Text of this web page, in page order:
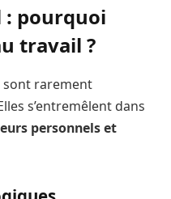
: pourquoi
travail ?
sont rarement
s’entremêlent dans
personnels et